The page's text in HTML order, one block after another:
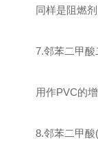
同样是阻燃剂
7.邻苯二甲
用作PVC的
8.邻苯二甲